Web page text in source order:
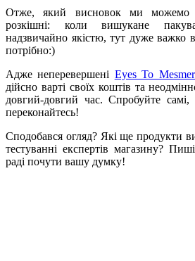
Отже, який висновок ми можемо
розкішні: коли вишукане
надзвичайно якістю, тут дуже важко
потрібно:)
Адже неперевершені Eyes To
дійсно варті своїх коштів та
довгий-довгий час. Спробуйте
переконайтесь!
Сподобався огляд? Які ще продукти
тестуванні експертів магазину?
раді почути вашу думку!